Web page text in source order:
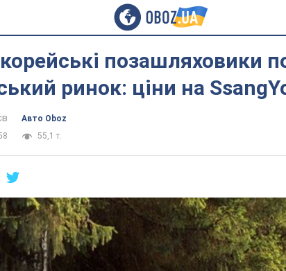
позашляховики
ринок: ціни на
Авто Oboz
55,1 т.